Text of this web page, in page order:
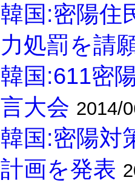
韓国:密陽住
力処罰を請
韓国:611密
言大会 2014/
韓国:密陽対
計画を発表